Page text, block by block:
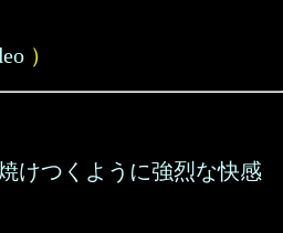
）
けつくように強烈な快感